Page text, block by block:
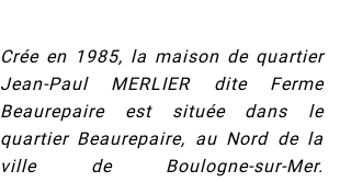
Crée en 1985, la maison de quartier
Jean-Paul MERLIER dite Ferme
Beaurepaire est située dans le
quartier Beaurepaire, au Nord de la
ville de Boulogne-sur-Mer.